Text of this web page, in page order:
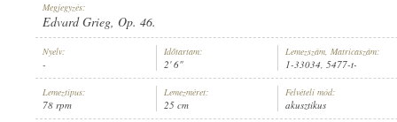
Megjegyzés:
Edvard Grieg, Op. 46.
Nyelv:
-
Időtartam:
2' 6"
Lemezszám, Matricaszám:
1-33034, 5477-t-
Lemeztípus:
78 rpm
Lemezméret:
25 cm
Felvételi mód:
akusztikus